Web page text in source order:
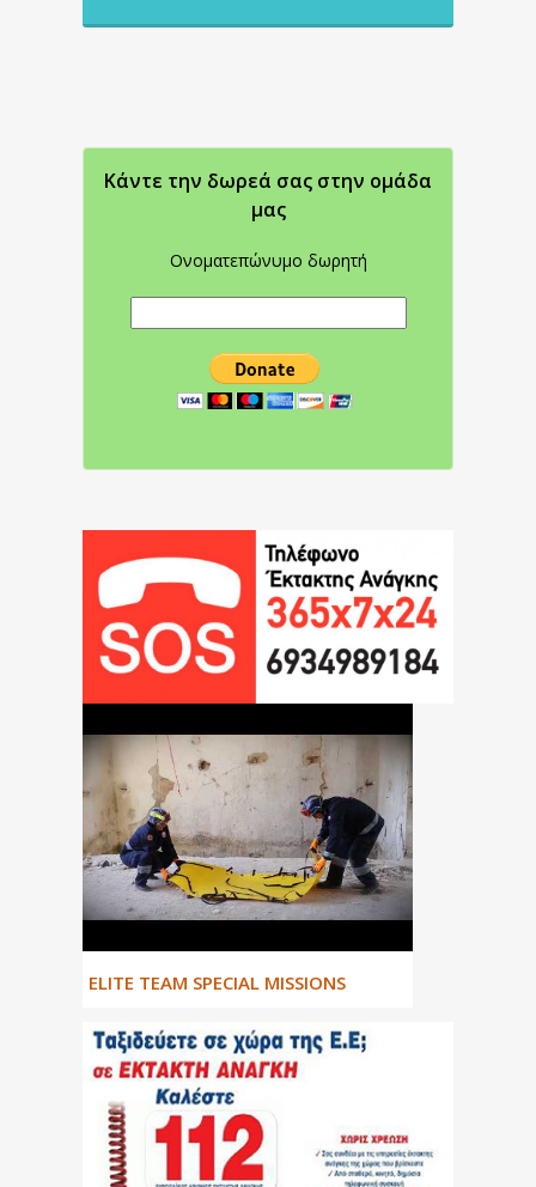
Κάντε την δωρεά σας στην oμάδα
μας
Ονοματεπώνυμο δωρητή
ΕLITE TEAM SPECIAL MISSIONS